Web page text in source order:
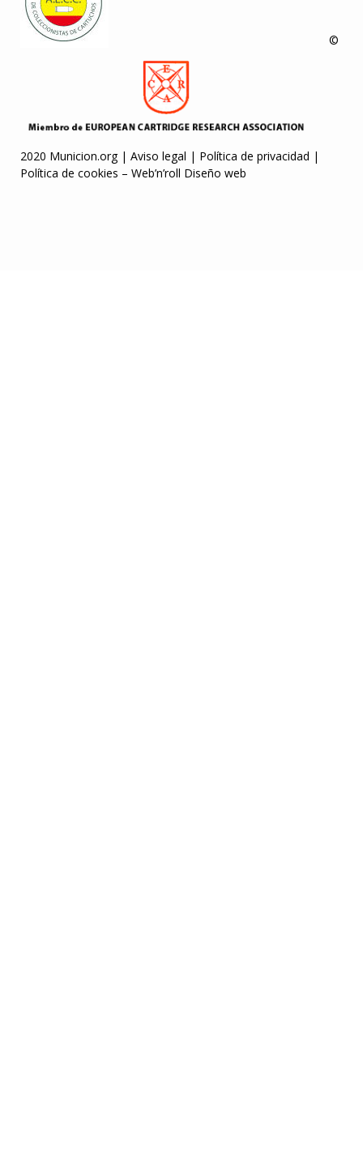
©
2020 Municion.org | Aviso legal | Política de privacidad |
Política de cookies – Web’n’roll Diseño web